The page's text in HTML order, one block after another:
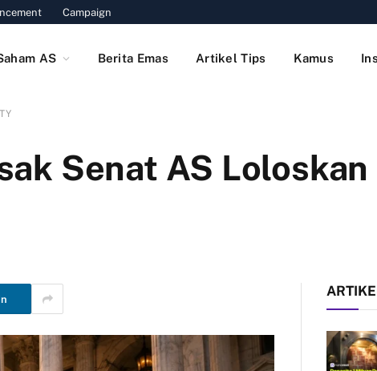
Campaign
AS Berita Emas Artikel Tips Kamus
Senat AS Loloskan